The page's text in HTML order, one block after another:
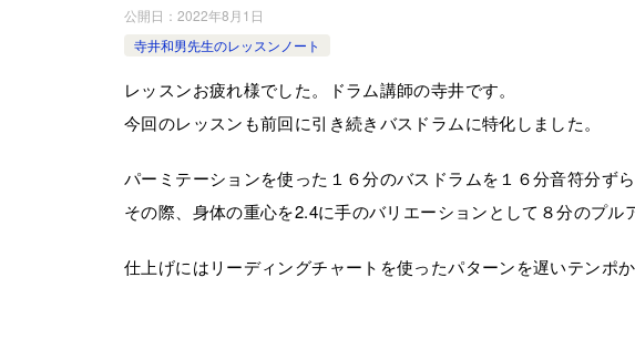
公開日： 2022年8月1日
寺井和男先生のレッスンノート
レッスンお疲れ様でした。ドラム講師の寺井です。
今回のレッスンも前回に引き続きバスドラムに特化しました。
パーミテーションを使った１６分のバスドラムを１６分音符分ず
その際、身体の重心を2.4に手のバリエーションとして８分のプル
仕上げにはリーディングチャートを使ったパターンを遅いテンポ